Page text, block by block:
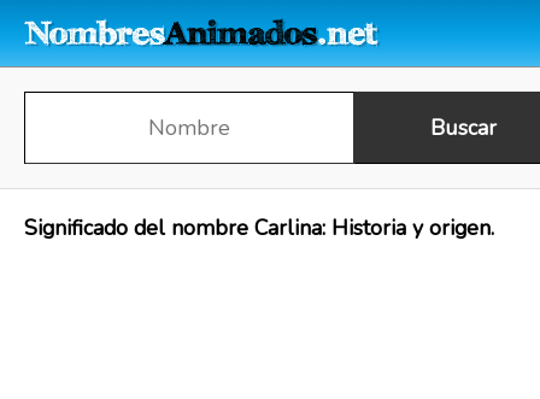
Significado del nombre Carlina: Historia y origen.